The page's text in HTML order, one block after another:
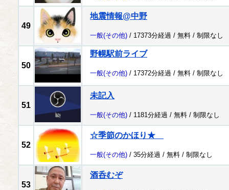
49
地震情報@中野
一般(その他) / 17373分経過 / 無料 / 制限なし
50
野幌駅前ライブ
一般(その他) / 17372分経過 / 無料 / 制限なし
51
未記入
一般(その他) / 1181分経過 / 無料 / 制限なし
52
☆季節のかほり★
一般(その他) / 35分経過 / 無料 / 制限なし
53
酒呑むぞ